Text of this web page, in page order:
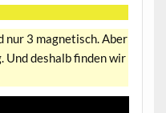
nur 3 magnetisch. Aber
Und deshalb finden wir